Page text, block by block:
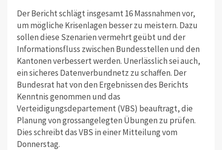
Der Bericht schlägt insgesamt 16 Massnahmen vor,
um mögliche Krisenlagen besser zu meistern. Dazu
sollen diese Szenarien vermehrt geübt und der
Informationsfluss zwischen Bundesstellen und den
Kantonen verbessert werden. Unerlässlich sei auch,
ein sicheres Datenverbundnetz zu schaffen. Der
Bundesrat hat von den Ergebnissen des Berichts
Kenntnis genommen und das
Verteidigungsdepartement (VBS) beauftragt, die
Planung von grossangelegten Übungen zu prüfen.
Dies schreibt das VBS in einer Mitteilung vom
Donnerstag.